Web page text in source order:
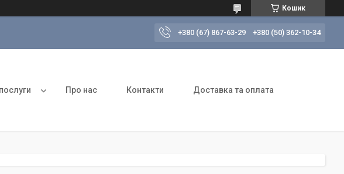
Кошик
+380 (67) 867-63-29 +380 (50) 362-10-34
Про нас Контакти Доставка та оплата